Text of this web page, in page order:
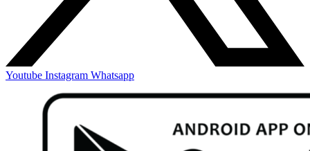
Youtube Instagram Whatsapp